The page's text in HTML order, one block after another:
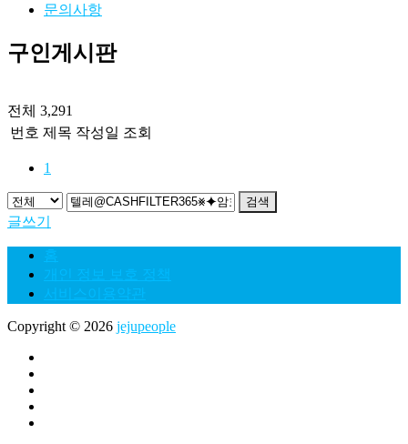
문의사항
구인게시판
전체 3,291
번호 제목 작성일 조회
1
검색
글쓰기
홈
개인 정보 보호 정책
서비스이용약관
Copyright © 2026 jejupeople